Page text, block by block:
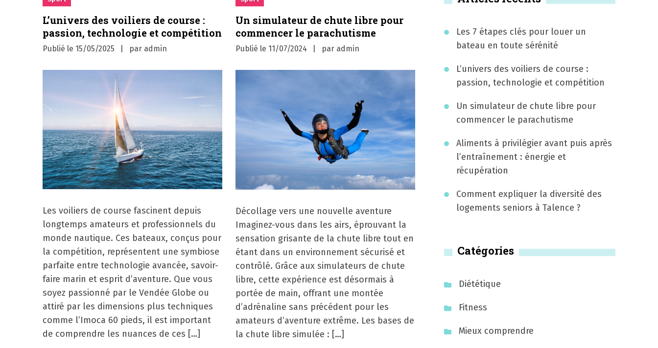
L’univers des voiliers de course :
passion, technologie et compétition
Publié le 15/05/2025 par admin
Les voiliers de course fascinent depuis
longtemps amateurs et professionnels du
monde nautique. Ces bateaux, conçus pour
la compétition, représentent une symbiose
parfaite entre technologie avancée, savoir-
faire marin et esprit d’aventure. Que vous
soyez passionné par le Vendée Globe ou
attiré par les dimensions plus techniques
comme l’Imoca 60 pieds, il est important
de comprendre les nuances de ces […]
Un simulateur de chute libre pour
commencer le parachutisme
Publié le 11/07/2024 par admin
Décollage vers une nouvelle aventure
Imaginez-vous dans les airs, éprouvant la
sensation grisante de la chute libre tout en
étant dans un environnement sécurisé et
contrôlé. Grâce aux simulateurs de chute
libre, cette expérience est désormais à
portée de main, offrant une montée
d’adrénaline sans précédent pour les
amateurs d’aventure extrême. Les bases de
la chute libre simulée : […]
Les 7 étapes clés pour louer un
bateau en toute sérénité
L’univers des voiliers de course :
passion, technologie et compétition
Un simulateur de chute libre pour
commencer le parachutisme
Aliments à privilégier avant puis après
l’entraînement : énergie et
récupération
Comment expliquer la diversité des
logements seniors à Talence ?
Catégories
Diététique
Fitness
Mieux comprendre